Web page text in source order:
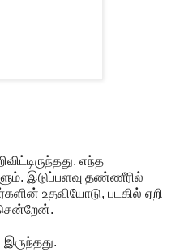
எந்த
இடுப்பளவு தண்ணீரில்
உதவியோடு, படகில் ஏறி